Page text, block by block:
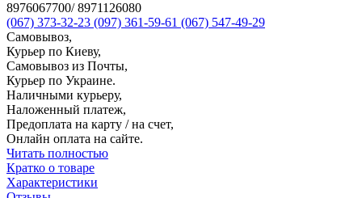
8976067700/ 8971126080
(067) 373-32-23 (097) 361-59-61 (067) 547-49-29
Самовывоз,
Курьер по Киеву,
Самовывоз из Почты,
Курьер по Украине.
Наличными курьеру,
Наложенный платеж,
Предоплата на карту / на счет,
Онлайн оплата на сайте.
Читать полностью
Кратко о товаре
Характеристики